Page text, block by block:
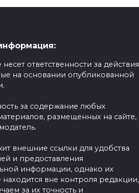
ответственности за
на основании опубликованной
за содержание любых
размещенных на сайте,
внешние ссылки для удобства
и предоставления
информации, однако их
вне контроля редакции,
за их точность и